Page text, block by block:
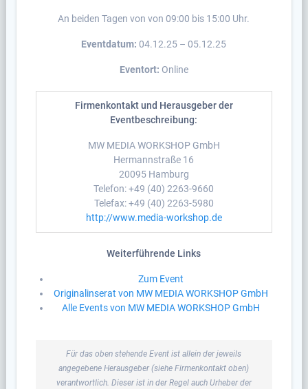
An beiden Tagen von von 09:00 bis 15:00 Uhr.
Eventdatum: 04.12.25 – 05.12.25
Eventort: Online
Firmenkontakt und Herausgeber der
Eventbeschreibung:
MW MEDIA WORKSHOP GmbH
Hermannstraße 16
20095 Hamburg
Telefon: +49 (40) 2263-9660
Telefax: +49 (40) 2263-5980
http://www.media-workshop.de
Weiterführende Links
Zum Event
Originalinserat von MW MEDIA WORKSHOP GmbH
Alle Events von MW MEDIA WORKSHOP GmbH
Für das oben stehende Event ist allein der jeweils
angegebene Herausgeber (siehe Firmenkontakt oben)
verantwortlich. Dieser ist in der Regel auch Urheber der